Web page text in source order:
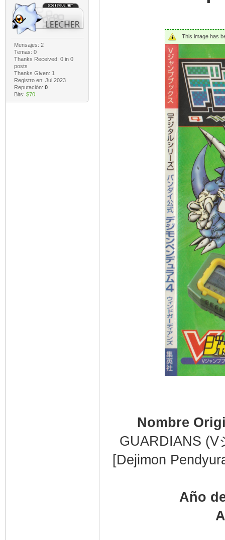
Mensajes: 2
Temas: 0
Thanks Received: 0in 0
posts
Thanks Given: 1
Registro en: Jul 2023
Reputación: 0
Bits: $70
This image has
Nombre
GUARDIANS
[Dejimon
Año